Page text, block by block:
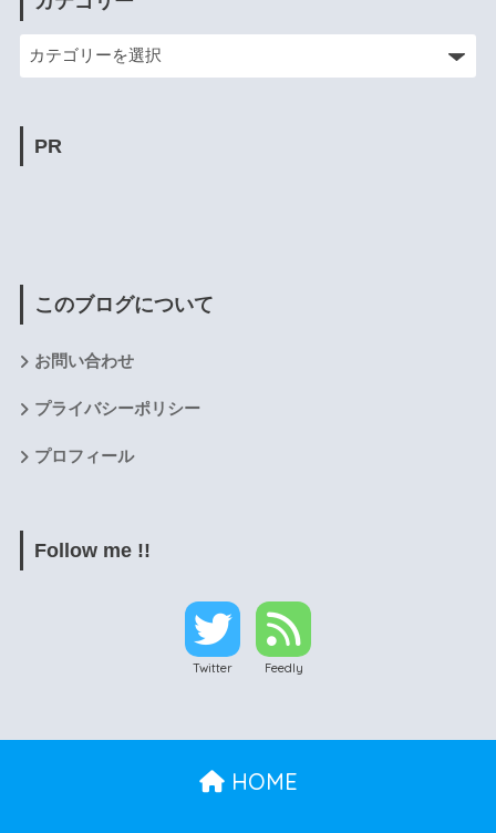
PR
このブログについて
お問い合わせ
プライバシーポリシー
プロフィール
Follow me !!
Twitter Feedly
HOME